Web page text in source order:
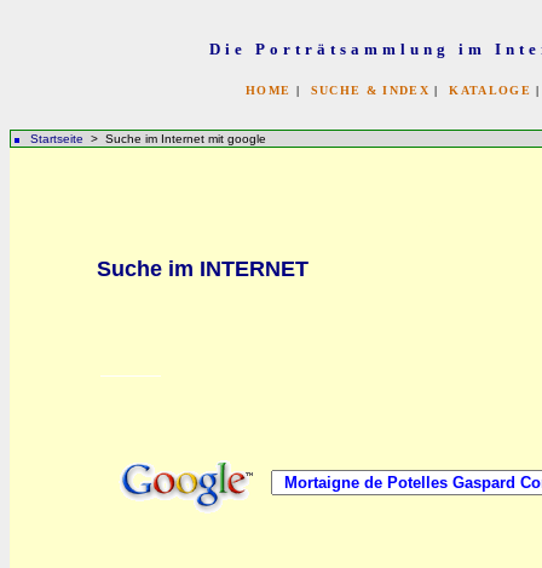
Die Porträtsammlung im
HOME | SUCHE & INDEX |KATALOGE
Startseite > Suche im Internet mit google
Suche im INTERNET